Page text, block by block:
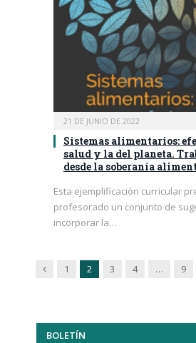
21 DE JUNIO DE 2022
Sistemas alimentarios:
salud y la del planeta.
desde la soberanía
Esta ejemplificación curricular
profesorado un conjunto de
incorporar la…
Previous
1 2 3 4 … 9
BOLETÍN